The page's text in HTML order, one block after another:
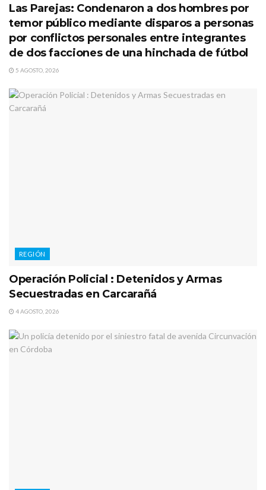
Las Parejas: Condenaron a dos hombres por
temor público mediante disparos a personas
por conflictos personales entre integrantes
de dos facciones de una hinchada de fútbol
5 AGOSTO, 2026
REGIÓN
Operación Policial : Detenidos y Armas
Secuestradas en Carcarañá
4 AGOSTO, 2026